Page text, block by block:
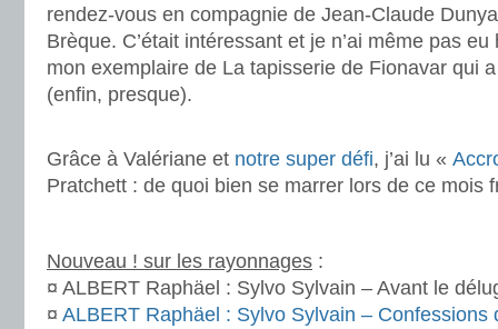
rendez-vous en compagnie de Jean-Claude
Brèque. C’était intéressant et je n’ai même pas eu
mon exemplaire de La tapisserie de Fionavar qui
(enfin, presque).
Grâce à Valériane et notre super défi, j’ai lu «
Pratchett : de quoi bien se marrer lors de ce mois
Nouveau ! sur les rayonnages :
¤ ALBERT Raphäel : Sylvo Sylvain – Avant le
¤ ALBERT Raphäel : Sylvo Sylvain – Confessions